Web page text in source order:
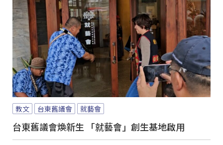
教文 台東舊議會 就藝會
台東舊議會煥新生 「就藝會」創生基地啟用